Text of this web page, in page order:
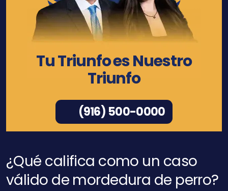
Tu Triunfo es Nuestro
Triunfo
(916) 500-0000
¿Qué califica como un caso
válido de mordedura de perro?